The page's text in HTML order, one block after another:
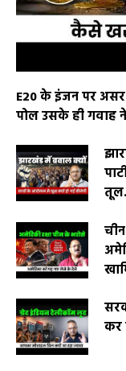
E20 के इंजन पर
पोल उसके ही गवाह
तूल.
कर